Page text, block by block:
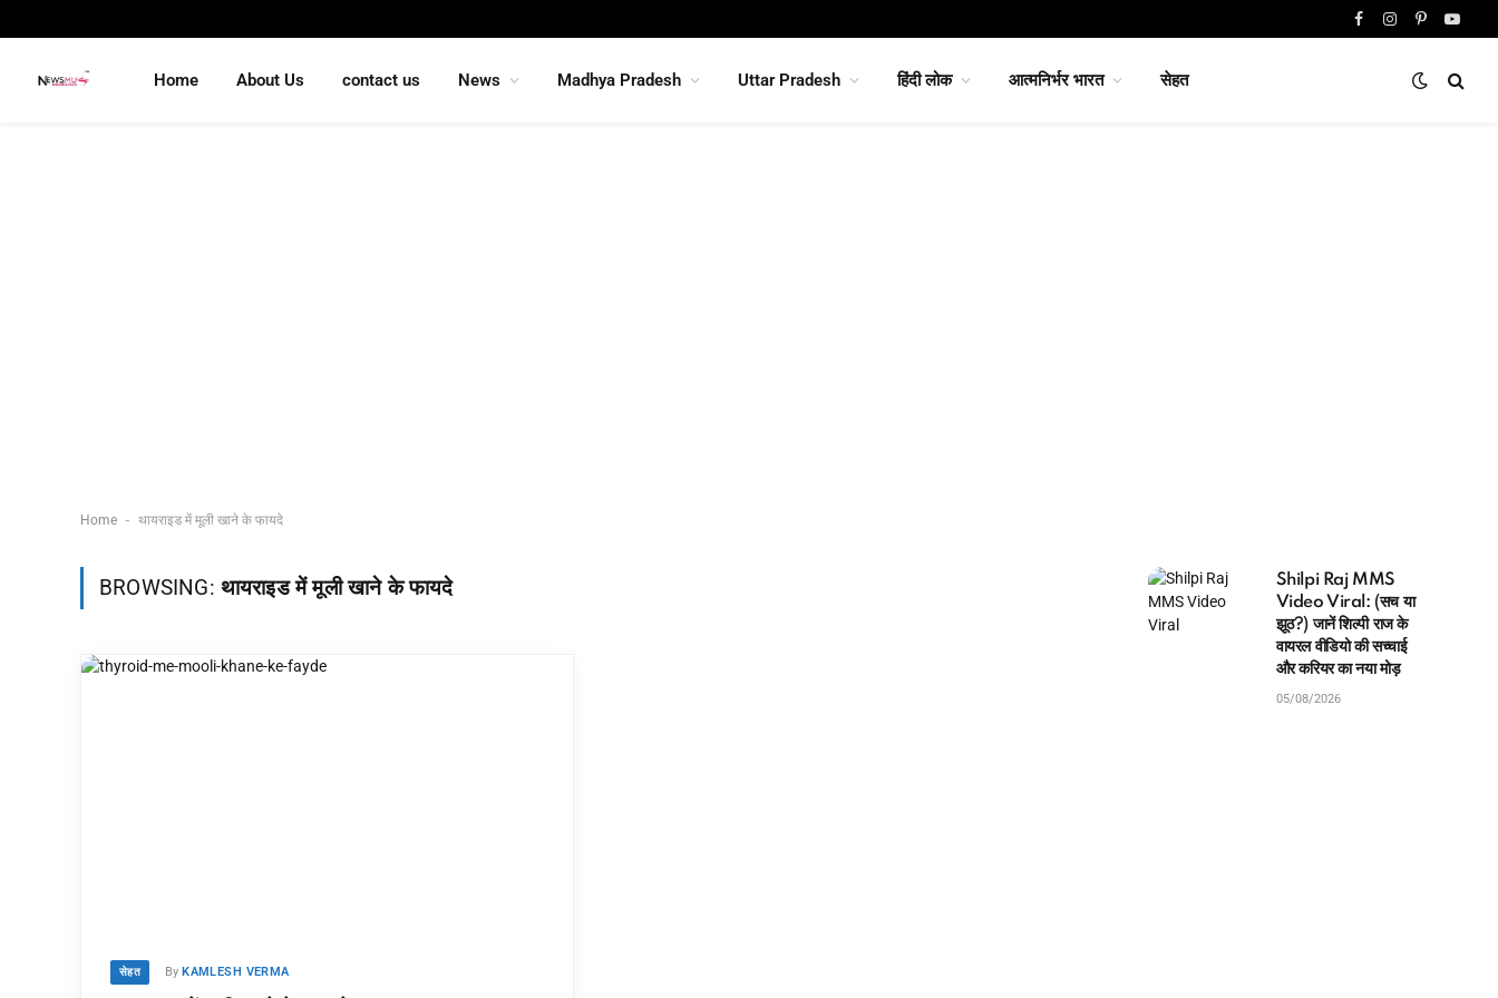
FacebookInstagram
Pinterest
Home About Us contact us News Madhya Pradesh Uttar Pradesh हिंदी लोक आत्मनिर्भर भारत सेहत
Home - थायराइड में मूली खाने के फायदे
BROWSING: थायराइड में मूली खाने के फायदे
सेहत By KAMLESH VERMA
Shilpi Raj MMS
Video Viral: (सच या
झूठ?) जानें शिल्पी राज के
वायरल वीडियो की सच्चाई
और करियर का नया मोड़
05/08/2026